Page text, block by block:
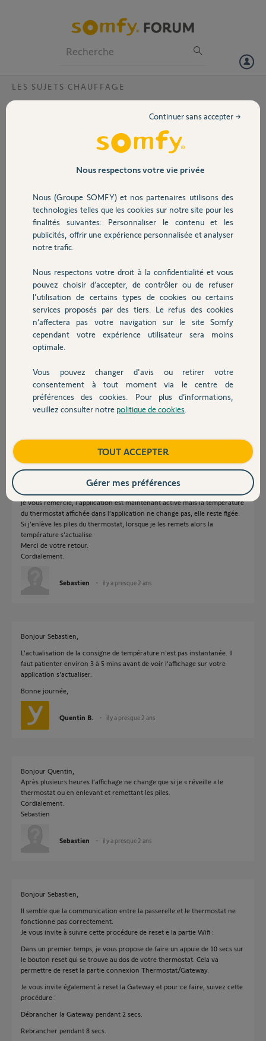
Volet
Sécurité
Domotique
Chauffage
Autres produits
Devis avec un pro
Contact
LES SUJETS CHAUFFAGE
J’ai acheté d’occasion un programmateur
Somfy Connect radio qui doit être dissocié
du compte de l’ancien propriétaire
compte de l’ancien propriétaire, pouvez-vous le dissocier pour que je
puisse utiliser l’application. Merci.
Merci,
Participer au fil de discussion
Réponses
Bonjour Sebastien,
Le nécessaire a été fait, vous devriez pouvoir vous connecter sur votre
compte afin de piloter votre produit.
Bonne journée,
Quentin B. il y a presque 2 ans
Bonjour,
je vous remercie, l’application est maintenant active mais la température
du thermostat affichée dans l’application ne change pas, elle reste figée.
Si j’enlève les piles du thermostat, lorsque je les remets alors la
température s’actualise.
Merci de votre retour.
Cordialement.
Sebastien il y a presque 2 ans
Bonjour Sebastien,
L'actualisation de la consigne de température n'est pas instantanée. Il
faut patienter environ 3 à 5 mins avant de voir l'affichage sur votre
application s'actualiser.
Bonne journée,
Quentin B. il y a presque 2 ans
Bonjour Quentin,
Après plusieurs heures l’affichage ne change que si je « réveille » le
thermostat ou en enlevant et remettant les piles.
Cordialement.
Sebastien
Sebastien il y a presque 2 ans
Bonjour Sebastien,
Il semble que la communication entre la passerelle et le thermostat ne
fonctionne pas correctement.
Je vous invite à suivre cette procédure de reset e la partie Wifi :
Dans un premier temps, je vous propose de faire un appuie de 10 secs sur
le bouton reset qui se trouve au dos de votre thermostat. Cela va
permettre de reset la partie connexion Thermostat/Gateway.
Je vous invite également à reset la Gateway et pour ce faire, suivez cette
procédure :
Débrancher la Gateway pendant 2 secs.
Rebrancher pendant 8 secs.
Nous respectons votre vie privée
Nous (Groupe SOMFY) et nos partenaires utilisons des
technologies telles que les cookies sur notre site pour les
finalités suivantes: Personnaliser le contenu et les
publicités, offrir une expérience personnalisée et analyser
notre trafic.
Nous respectons votre droit à la confidentialité et vous
pouvez choisir d’accepter, de contrôler ou de refuser
l'utilisation de certains types de cookies ou certains
services proposés par des tiers. Le refus des cookies
n’affectera pas votre navigation sur le site Somfy
cependant votre expérience utilisateur sera moins
optimale.
Vous pouvez changer d'avis ou retirer votre
consentement à tout moment via le centre de
préférences des cookies. Pour plus d’informations,
veuillez consulter notre politique de cookies
Continuer sans accepter →
TOUT ACCEPTER
Gérer mes préférences